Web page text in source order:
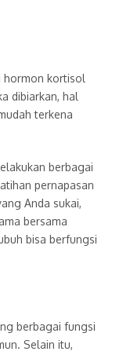
hormon kortisol
dibiarkan, hal
terkena
berbagai
pernapasan
Anda sukai,
bersama
bisa berfungsi
berbagai fungsi
Selain itu,